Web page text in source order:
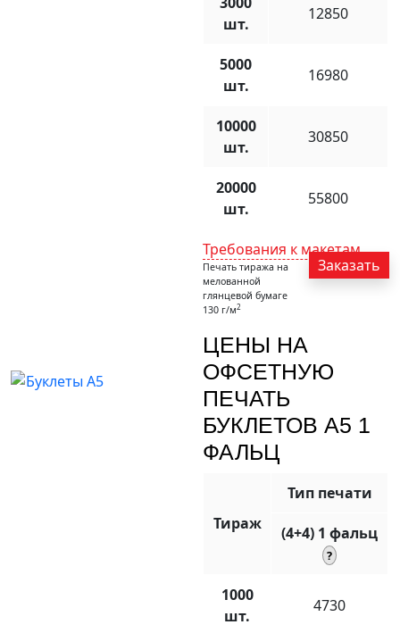
шт.
12850
5000
шт.
16980
10000
шт.
30850
20000
шт.
55800
Требования к макетам
Заказать
Печать тиража на
мелованной
глянцевой бумаге
130 г/м2
ЦЕНЫ НА
ОФСЕТНУЮ
ПЕЧАТЬ
БУКЛЕТОВ А5 1
ФАЛЬЦ
Тираж
Тип печати
(4+4) 1 фальц
1000
шт.
4730